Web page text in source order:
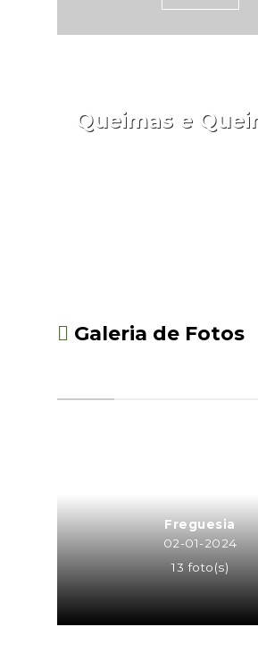
Queimas e
Galeria de Fotos
Freguesia
02-01-2024
13 foto(s)